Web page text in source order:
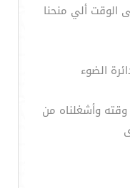
الوقت ألي منحنا
الضوء
وأشغلناه من